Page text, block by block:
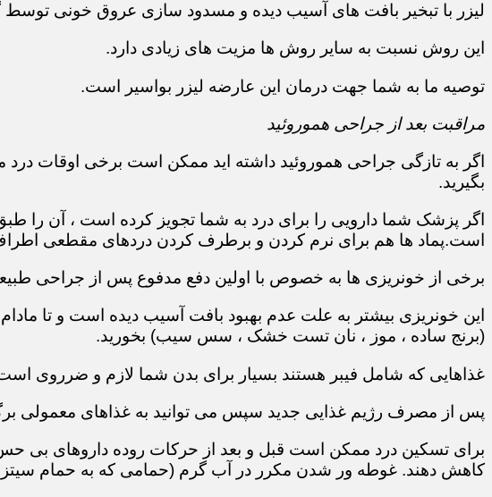
لیزر با تبخیر بافت های آسیب دیده و مسدود سازی عروق خونی
این روش نسبت به سایر روش ها مزیت های زیادی دارد.
توصیه ما به شما جهت درمان این عارضه لیزر بواسیر است.
مراقبت بعد از جراحی هموروئید
اگر به تازگی جراحی هموروئید داشته اید ممکن است برخی اوقات
بگیرید.
اگر پزشک شما دارویی را برای درد به شما تجویز کرده است ، آن
است.پماد ها هم برای نرم کردن و برطرف کردن دردهای مقطعی
برخی از خونریزی ها به خصوص با اولین دفع مدفوع پس از جراحی
این خونریزی بیشتر به علت عدم بهبود بافت آسیب دیده است و تا
(برنج ساده ، موز ، نان تست خشک ، سس سیب) بخورید.
غذاهایی که شامل فیبر هستند بسیار برای بدن شما لازم و ضرروی
پس از مصرف رژیم غذایی جدید سپس می توانید به غذاهای معمولی
برای تسکین درد ممکن است قبل و بعد از حرکات روده داروهای بی حس
کاهش دهند. غوطه ور شدن مکرر در آب گرم (حمامی که به حمام